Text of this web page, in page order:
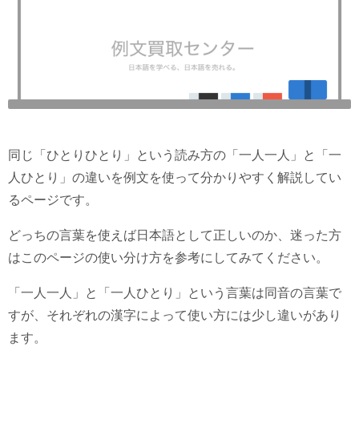
同じ「ひとりひとり」という読み方の「一人一人」と「一
人ひとり」の違いを例文を使って分かりやすく解説してい
るページです。
どっちの言葉を使えば日本語として正しいのか、迷った方
はこのページの使い分け方を参考にしてみてください。
「一人一人」と「一人ひとり」という言葉は同音の言葉で
すが、それぞれの漢字によって使い方には少し違いがあり
ます。